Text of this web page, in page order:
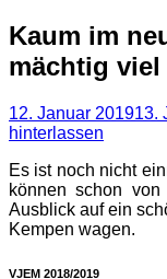
Kaum im
mächtig
Posted
on
12. Januar 201913.
hinterlassen
Es ist noch nicht
können schon
Ausblick auf ein
Kempen wagen.
VJEM 2018/2019